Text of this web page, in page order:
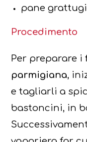
pane
Procedimento
Per preparare i
parmigiana,
e tagliarli a
bastoncini, in